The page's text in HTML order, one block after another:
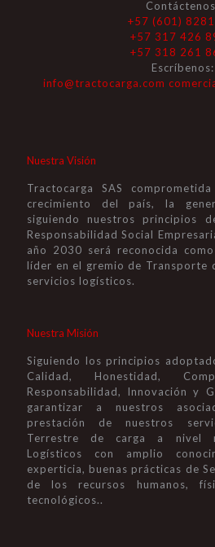
+57 (601)
+57 317 426
+57 318 261
Escríbenos:
info@tractocarga.com
Nuestra Visión
Tractocarga SAS
crecimiento del país, la
siguiendo nuestros principios
Responsabilidad Social
año 2030 será reconocida
líder en el gremio de Transporte
servicios logísticos.
Nuestra Misión
Siguiendo los principios
Calidad, Honestidad,
Responsabilidad, Innovación y
garantizar a nuestros
prestación de nuestros
Terrestre de carga a nivel
Logísticos con amplio
experticia, buenas prácticas de
de los recursos humanos,
tecnológicos..